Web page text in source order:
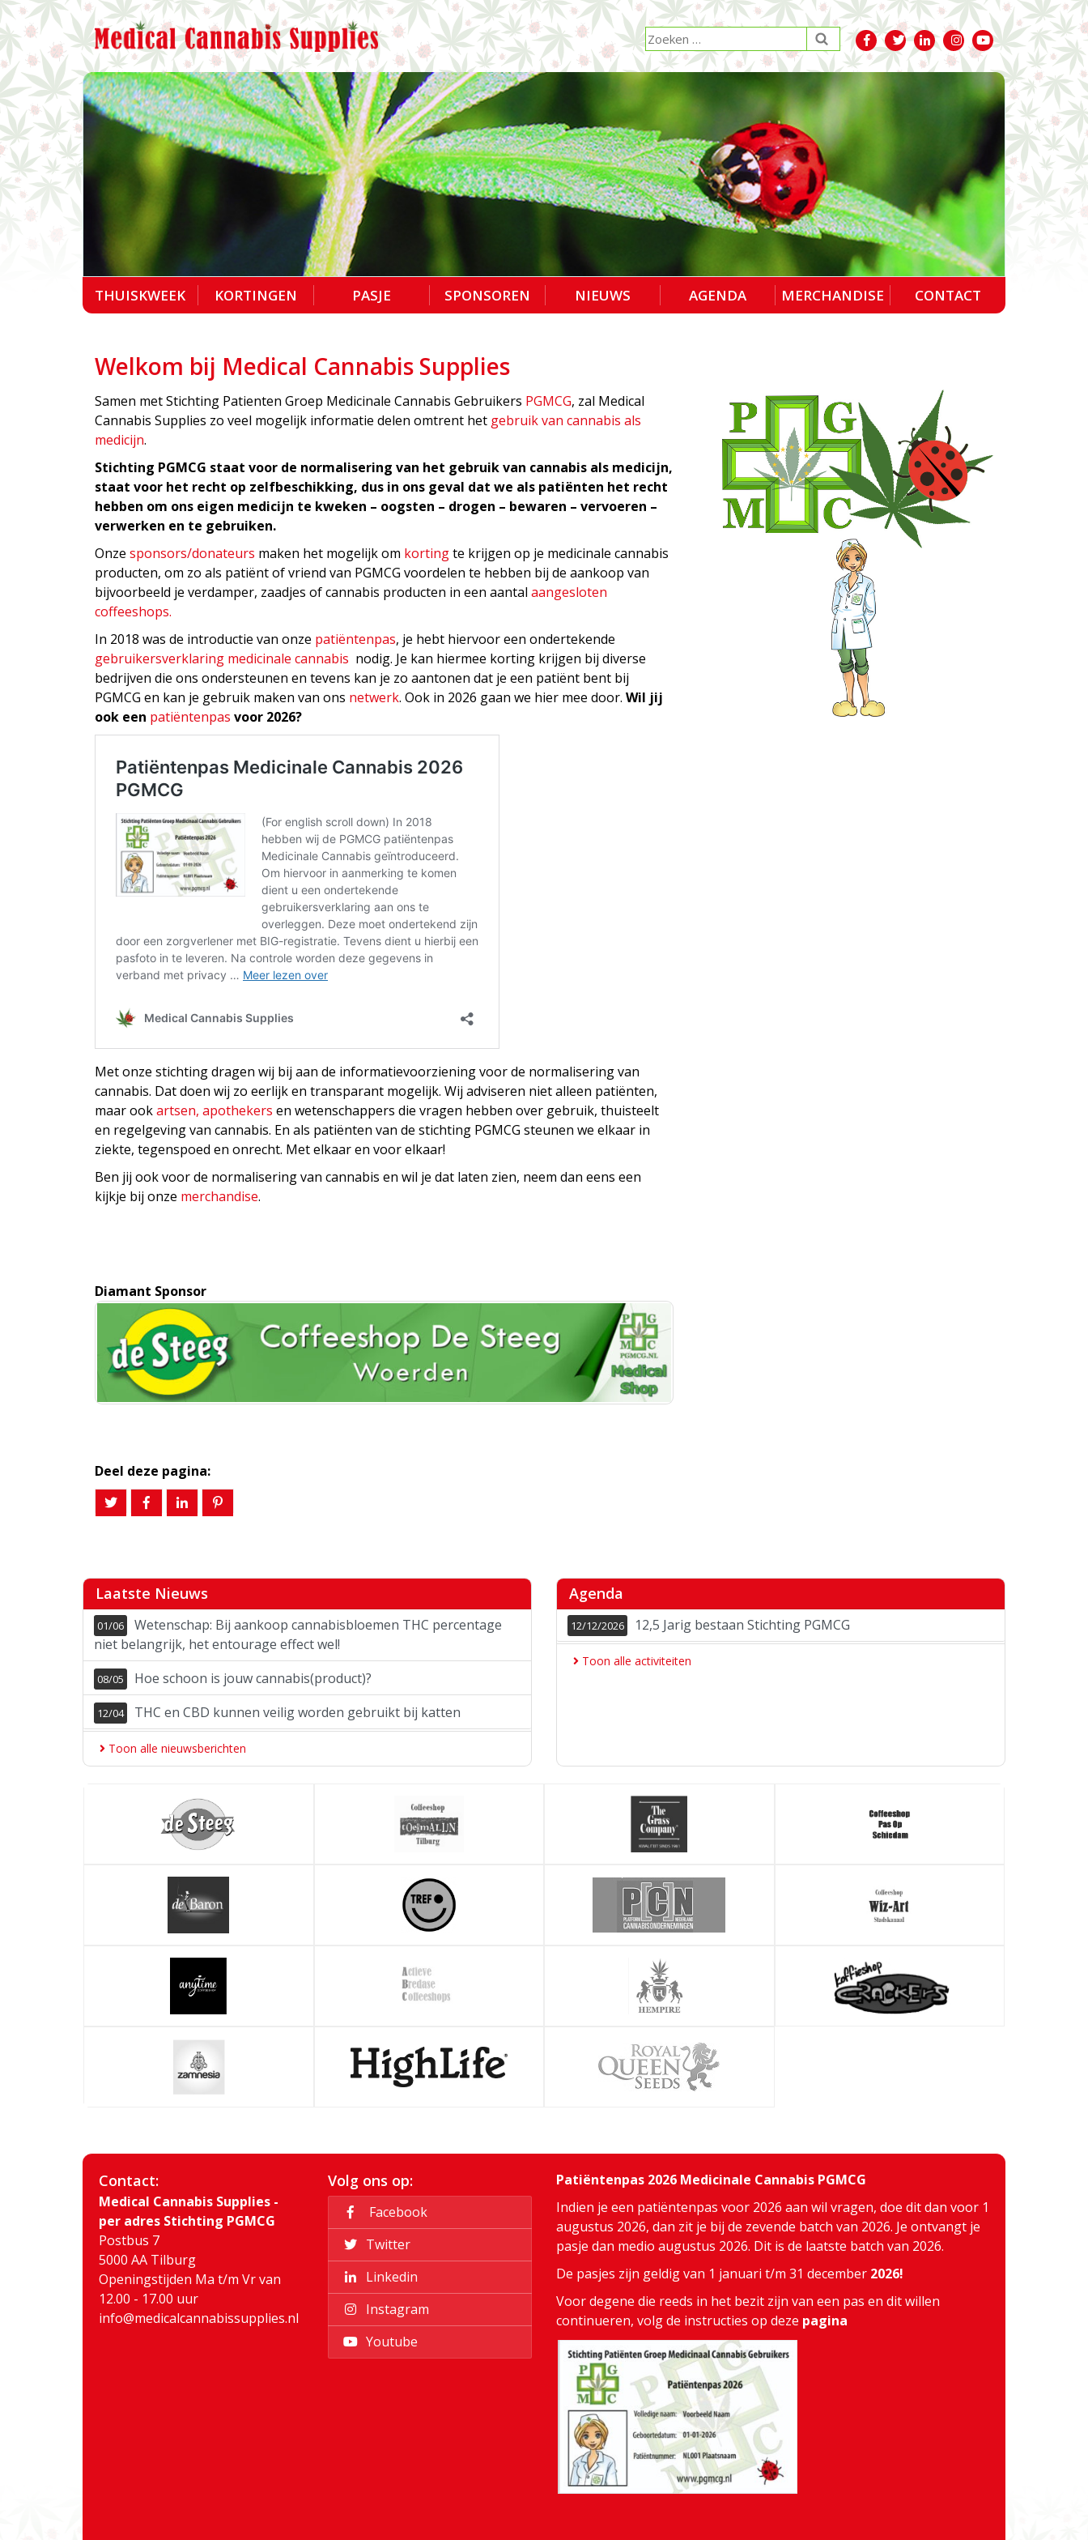
THUISKWEEK KORTINGEN PASJE SPONSOREN NIEUWS AGENDA MERCHANDISE CONTACT
Welkom bij Medical Cannabis Supplies
Samen met Stichting Patienten Groep Medicinale Cannabis Gebruikers PGMCG, zal Medical
Cannabis Supplies zo veel mogelijk informatie delen omtrent het gebruik van cannabis als
medicijn.
Stichting PGMCG staat voor de normalisering van het gebruik van cannabis als medicijn,
staat voor het recht op zelfbeschikking, dus in ons geval dat we als patiënten het recht
hebben om ons eigen medicijn te kweken – oogsten – drogen – bewaren – vervoeren –
verwerken en te gebruiken.
Onze sponsors/donateurs maken het mogelijk om kortingte krijgen op je medicinale cannabis
producten, om zo als patiënt of vriend van PGMCG voordelen te hebben bij de aankoop van
bijvoorbeeld je verdamper, zaadjes of cannabis producten in een aantal aangesloten
coffeeshops.
In 2018 was de introductie van onze patiëntenpas, je hebt hiervoor een ondertekende
gebruikersverklaring medicinale cannabis nodig. Je kan hiermee korting krijgen bij diverse
bedrijven die ons ondersteunen en tevens kan je zo aantonen dat je een patiënt bent bij
PGMCG en kan je gebruik maken van ons netwerk. Ook in 2026 gaan we hier mee door. Wil jij
ook een patiëntenpas voor 2026?
Met onze stichting dragen wij bij aan de informatievoorziening voor de normalisering van
cannabis. Dat doen wij zo eerlijk en transparant mogelijk. Wij adviseren niet alleen patiënten,
maar ookartsen, apothekers en wetenschappers die vragen hebben over gebruik, thuisteelt
en regelgeving van cannabis. En als patiënten van de stichting PGMCG steunen we elkaar in
ziekte, tegenspoed en onrecht. Met elkaar en voor elkaar!
Ben jij ook voor de normalisering van cannabis en wil je dat laten zien, neem dan eens een
kijkje bij onze merchandise.
Diamant Sponsor
Deel deze pagina:
Laatste Nieuws
01/06
Wetenschap: Bij aankoop cannabisbloemen THC percentage
niet belangrijk, het entourage effect wel!
08/05 Hoe schoon is jouw cannabis(product)?
12/04 THC en CBD kunnen veilig worden gebruikt bij katten
Toon alle nieuwsberichten
Agenda
12/12/2026 12,5 Jarig bestaan Stichting PGMCG
Toon alle activiteiten
Contact:
Medical Cannabis Supplies -
per adres Stichting PGMCG
Postbus 7
5000 AA Tilburg
Openingstijden Ma t/m Vr van
12.00 - 17.00 uur
info@medicalcannabissupplies.nl
Volg ons op:
Facebook
Twitter
Linkedin
Instagram
Youtube
Patiëntenpas 2026 Medicinale Cannabis PGMCG
Indien je een patiëntenpas voor 2026 aan wil vragen, doe dit dan voor 1
augustus 2026, dan zit je bij de zevende batch van 2026. Je ontvangt je
pasje dan medio augustus 2026. Dit is de laatste batch van 2026.
De pasjes zijn geldig van 1 januari t/m 31 december 2026!
Voor degene die reeds in het bezit zijn van een pas en dit willen
continueren, volg de instructies op deze pagina